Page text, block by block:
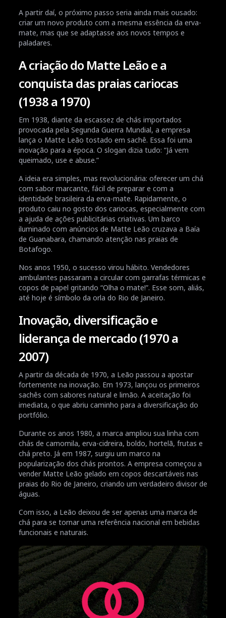
A partir daí, o próximo passo seria ainda mais ousado:
criar um novo produto com a mesma essência da erva-
mate, mas que se adaptasse aos novos tempos e
paladares.
A criação do Matte Leão e a
conquista das praias cariocas
(1938 a 1970)
Em 1938, diante da escassez de chás importados
provocada pela Segunda Guerra Mundial, a empresa
lança o Matte Leão tostado em sachê. Essa foi uma
inovação para a época. O slogan dizia tudo: “Já vem
queimado, use e abuse.”
A ideia era simples, mas revolucionária: oferecer um chá
com sabor marcante, fácil de preparar e com a
identidade brasileira da erva-mate. Rapidamente, o
produto caiu no gosto dos cariocas, especialmente com
a ajuda de ações publicitárias criativas. Um barco
iluminado com anúncios de Matte Leão cruzava a Baía
de Guanabara, chamando atenção nas praias de
Botafogo.
Nos anos 1950, o sucesso virou hábito. Vendedores
ambulantes passaram a circular com garrafas térmicas e
copos de papel gritando “Olha o mate!”. Esse som, aliás,
até hoje é símbolo da orla do Rio de Janeiro.
Inovação, diversificação e
liderança de mercado (1970 a
2007)
A partir da década de 1970, a Leão passou a apostar
fortemente na inovação. Em 1973, lançou os primeiros
sachês com sabores natural e limão. A aceitação foi
imediata, o que abriu caminho para a diversificação do
portfólio.
Durante os anos 1980, a marca ampliou sua linha com
chás de camomila, erva-cidreira, boldo, hortelã, frutas e
chá preto. Já em 1987, surgiu um marco na
popularização dos chás prontos. A empresa começou a
vender Matte Leão gelado em copos descartáveis nas
praias do Rio de Janeiro, criando um verdadeiro divisor de
águas.
Com isso, a Leão deixou de ser apenas uma marca de
chá para se tornar uma referência nacional em bebidas
funcionais e naturais.